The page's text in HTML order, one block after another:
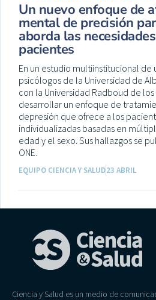
Un nuevo enfoque de
mental de precisión
aborda las
pacientes
En un estudio multiinstitucional
psicólogos de la Universidad de
con la Universidad Radboud de los
desarrollar un enfoque de
depresión que ofrece a los
individualizadas basadas en
edad y el sexo. Sus hallazgos se
ONE.
EQUIPO CIENCIA Y SALUD23 ABRIL
Ciencia y Salud es un medio de